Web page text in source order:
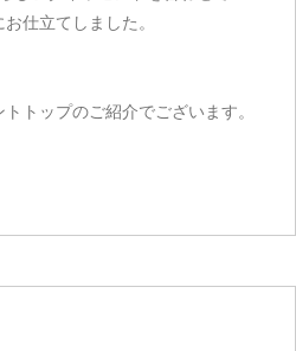
仕立てしました。
トップのご紹介でございます。